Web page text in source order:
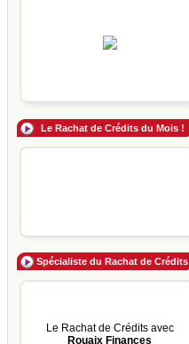
Le Rachat de Crédits du Mois !
Spécialiste du Rachat de Crédits
Le Rachat de Crédits avec
Rouaix Finances